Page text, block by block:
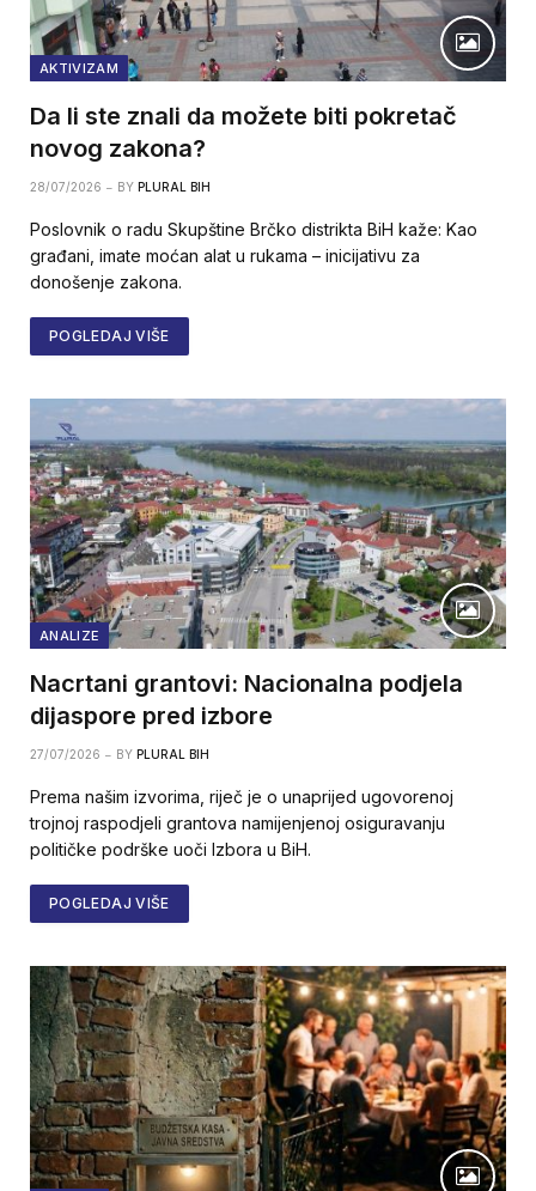
AKTIVIZAM
Da li ste znali da možete biti pokretač
novog zakona?
28/07/2026 BY PLURAL BIH
Poslovnik o radu Skupštine Brčko distrikta BiH kaže: Kao
građani, imate moćan alat u rukama – inicijativu za
donošenje zakona.
POGLEDAJ VIŠE
ANALIZE
Nacrtani grantovi: Nacionalna podjela
dijaspore pred izbore
27/07/2026 BY PLURAL BIH
Prema našim izvorima, riječ je o unaprijed ugovorenoj
trojnoj raspodjeli grantova namijenjenoj osiguravanju
političke podrške uoči Izbora u BiH.
POGLEDAJ VIŠE